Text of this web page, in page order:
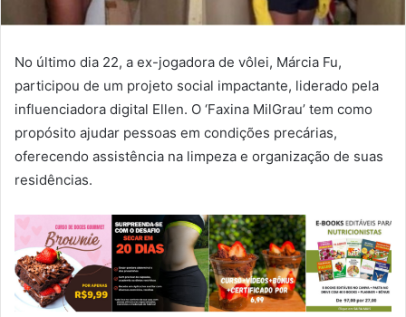
No último dia 22, a ex-jogadora de vôlei, Márcia Fu,
participou de um projeto social impactante, liderado pela
influenciadora digital Ellen. O ‘Faxina MilGrau’ tem como
propósito ajudar pessoas em condições precárias,
oferecendo assistência na limpeza e organização de suas
residências.